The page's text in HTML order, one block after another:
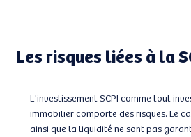
Les risques liées à la
L'investissement SCPI comme tout
immobilier comporte des risques. Le
ainsi que la liquidité ne sont pas